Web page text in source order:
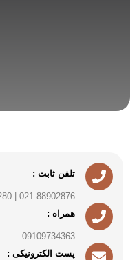
تلفن ثابت :
88902876 021 | 88923280 021
همراه :
09109734363
پست الکترونیکی :